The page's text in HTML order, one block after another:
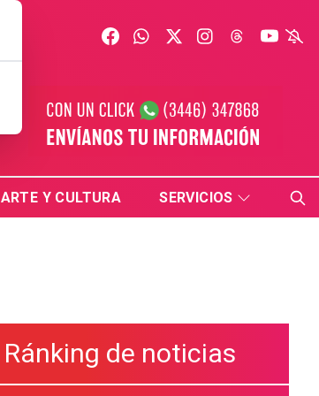
ARTE Y CULTURA SERVICIOS
Ránking de noticias